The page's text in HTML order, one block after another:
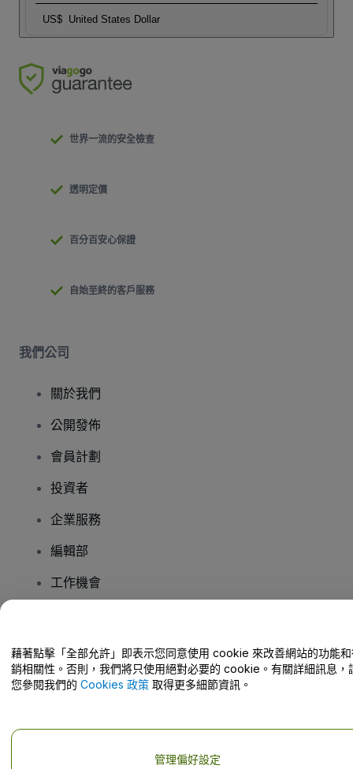
US$ United States Dollar
世界一流的安全檢查
透明定價
百分百安心保證
自始至終的客戶服務
我們公司
關於我們
公開發佈
會員計劃
投資者
企業服務
編輯部
工作機會
幫助中心 / 聯絡我們
藉著點擊「全部允許」即表示您同意使用 cookie 來改善網站的功能
銷相關性。否則，我們將只使用絕對必要的 cookie。有關詳細訊息，
您參閱我們的 Cookies 政策 取得更多細節資訊。
管理偏好設定